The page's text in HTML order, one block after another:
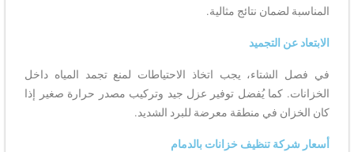
المناسبة لضمان نتائج مثالية.
الابتعاد عن التجميد
في فصل الشتاء، يجب اتخاذ الاحتياطات لمنع تجمد المياه داخل
الخزانات. كما يُفضل توفير عزل جيد وتركيب مصدر حرارة صغير إذا
كان الخزان في منطقة معرضة للبرد الشديد.
أسعار شركة تنظيف خزانات بالدمام